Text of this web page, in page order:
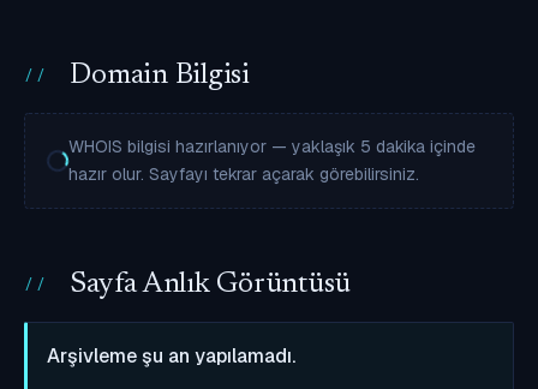
Domain Bilgisi
WHOIS bilgisi hazırlanıyor — yaklaşık 5 dakika içinde
hazır olur. Sayfayı tekrar açarak görebilirsiniz.
Sayfa Anlık Görüntüsü
Arşivleme şu an yapılamadı.